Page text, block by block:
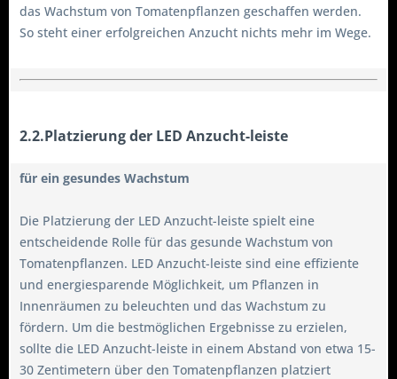
das Wachstum von Tomatenpflanzen geschaffen werden.
So steht einer erfolgreichen Anzucht nichts mehr im Wege.
2.2.Platzierung der LED Anzucht-leiste
für ein gesundes Wachstum
Die Platzierung der LED Anzucht-leiste spielt eine
entscheidende Rolle für das gesunde Wachstum von
Tomatenpflanzen. LED Anzucht-leiste sind eine effiziente
und energiesparende Möglichkeit, um Pflanzen in
Innenräumen zu beleuchten und das Wachstum zu
fördern. Um die bestmöglichen Ergebnisse zu erzielen,
sollte die LED Anzucht-leiste in einem Abstand von etwa 15-
30 Zentimetern über den Tomatenpflanzen platziert